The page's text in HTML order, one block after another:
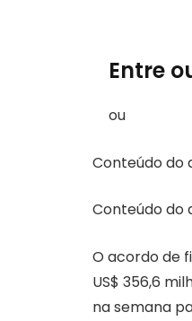
Entre
ou
Conteúdo do
Conteúdo do
O acordo de
US$ 356,6
na semana